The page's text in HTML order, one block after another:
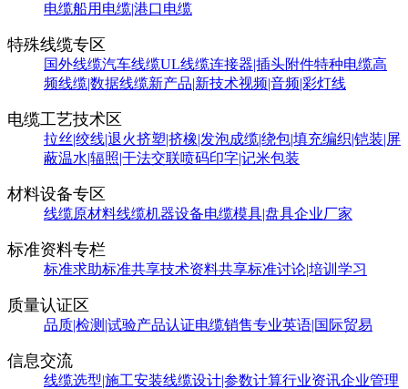
电缆船用电缆|港口电缆
特殊线缆专区
国外线缆汽车线缆UL线缆连接器|插头附件特种电缆高
频线缆|数据线缆新产品|新技术视频|音频|彩灯线
电缆工艺技术区
拉丝|绞线|退火挤塑|挤橡|发泡成缆|绕包|填充编织|铠装|屏
蔽温水|辐照|干法交联喷码印字|记米包装
材料设备专区
线缆原材料线缆机器设备电缆模具|盘具企业厂家
标准资料专栏
标准求助标准共享技术资料共享标准讨论|培训学习
质量认证区
品质|检测|试验产品认证电缆销售专业英语|国际贸易
信息交流
线缆选型|施工安装线缆设计|参数计算行业资讯企业管理